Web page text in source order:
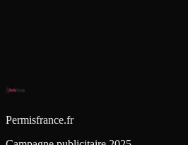
Permisfrance.fr